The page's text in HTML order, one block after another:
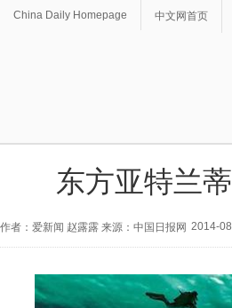
China Daily Homepage 中文网首页
东方亚特兰
作者：爱新闻 赵露露 来源：中国日报网 2014-